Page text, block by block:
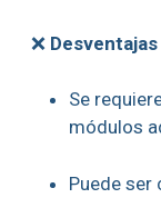
❌
Se
módulos
Puede ser